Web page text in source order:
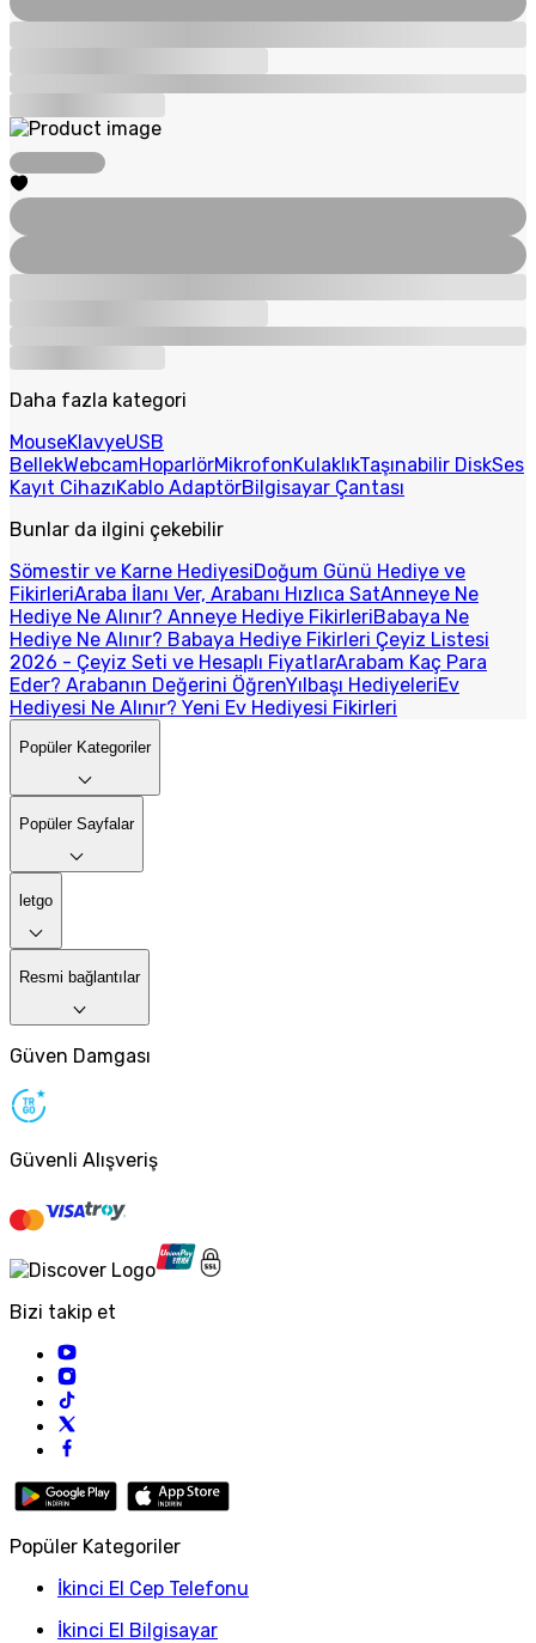
Daha fazla kategori
MouseKlavyeUSB
BellekWebcamHoparlörMikrofonKulaklıkTaşınabilir DiskSes
Kayıt CihazıKablo AdaptörBilgisayar Çantası
Bunlar da ilgini çekebilir
Sömestir ve Karne HediyesiDoğum Günü Hediye ve
FikirleriAraba İlanı Ver, Arabanı Hızlıca SatAnneye Ne
Hediye Ne Alınır? Anneye Hediye FikirleriBabaya Ne
Hediye Ne Alınır? Babaya Hediye Fikirleri Çeyiz Listesi
2026 - Çeyiz Seti ve Hesaplı FiyatlarArabam Kaç Para
Eder? Arabanın Değerini ÖğrenYılbaşı HediyeleriEv
Hediyesi Ne Alınır? Yeni Ev Hediyesi Fikirleri
Popüler Kategoriler
Popüler Sayfalar
letgo
Resmi bağlantılar
Güven Damgası
Güvenli Alışveriş
Bizi takip et
Popüler Kategoriler
İkinci El Cep Telefonu
İkinci El Bilgisayar